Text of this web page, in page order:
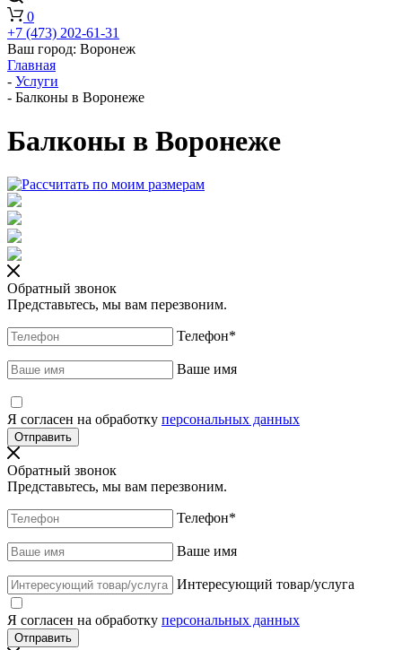
0
+7 (473) 202-61-31
Ваш город: Воронеж
Главная
- Услуги
- Балконы в Воронеже
Балконы в Воронеже
Обратный звонок
Представьтесь, мы вам перезвоним.
Телефон*
Ваше имя
Я согласен на обработку персональных данных
Обратный звонок
Представьтесь, мы вам перезвоним.
Телефон*
Ваше имя
Интересующий товар/услуга
Я согласен на обработку персональных данных